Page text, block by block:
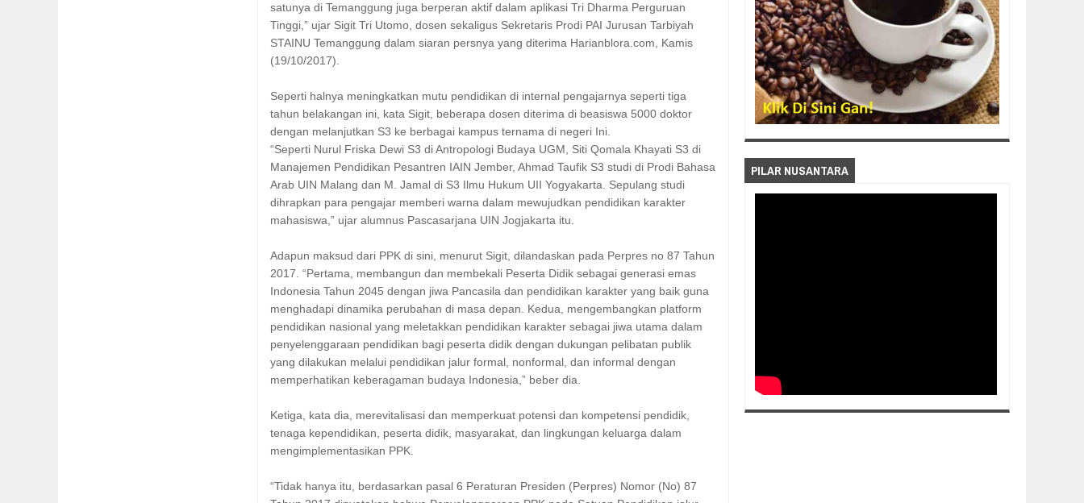
satunya di Temanggung juga berperan aktif dalam aplikasi Tri Dharma Perguruan
Tinggi,” ujar Sigit Tri Utomo, dosen sekaligus Sekretaris Prodi PAI Jurusan Tarbiyah
STAINU Temanggung dalam siaran persnya yang diterima Harianblora.com, Kamis
(19/10/2017).
Seperti halnya meningkatkan mutu pendidikan di internal pengajarnya seperti tiga
tahun belakangan ini, kata Sigit, beberapa dosen diterima di beasiswa 5000 doktor
dengan melanjutkan S3 ke berbagai kampus ternama di negeri Ini.
“Seperti Nurul Friska Dewi S3 di Antropologi Budaya UGM, Siti Qomala Khayati S3 di
Manajemen Pendidikan Pesantren IAIN Jember, Ahmad Taufik S3 studi di Prodi Bahasa
Arab UIN Malang dan M. Jamal di S3 Ilmu Hukum UII Yogyakarta. Sepulang studi
dihrapkan para pengajar memberi warna dalam mewujudkan pendidikan karakter
mahasiswa,” ujar alumnus Pascasarjana UIN Jogjakarta itu.
Adapun maksud dari PPK di sini, menurut Sigit, dilandaskan pada Perpres no 87 Tahun
2017. “Pertama, membangun dan membekali Peserta Didik sebagai generasi emas
Indonesia Tahun 2045 dengan jiwa Pancasila dan pendidikan karakter yang baik guna
menghadapi dinamika perubahan di masa depan. Kedua, mengembangkan platform
pendidikan nasional yang meletakkan pendidikan karakter sebagai jiwa utama dalam
penyelenggaraan pendidikan bagi peserta didik dengan dukungan pelibatan publik
yang dilakukan melalui pendidikan jalur formal, nonformal, dan informal dengan
memperhatikan keberagaman budaya Indonesia,” beber dia.
Ketiga, kata dia, merevitalisasi dan memperkuat potensi dan kompetensi pendidik,
tenaga kependidikan, peserta didik, masyarakat, dan lingkungan keluarga dalam
mengimplementasikan PPK.
“Tidak hanya itu, berdasarkan pasal 6 Peraturan Presiden (Perpres) Nomor (No) 87
PILAR NUSANTARA